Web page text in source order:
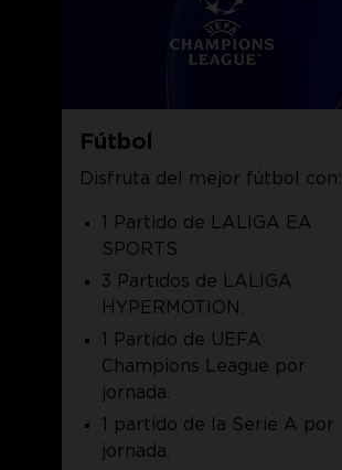
Fútbol
Disfruta del mejor fútbol con:
1 Partido de LALIGA EA
SPORTS.
3 Partidos de LALIGA
HYPERMOTION.
1 Partido de UEFA
Champions League por
jornada.
1 partido de la Serie A por
jornada.